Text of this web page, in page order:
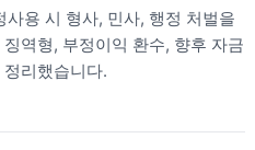
용 시 형사, 민사, 행정 처벌을
역형, 부정이익 환수, 향후 자금
리했습니다.